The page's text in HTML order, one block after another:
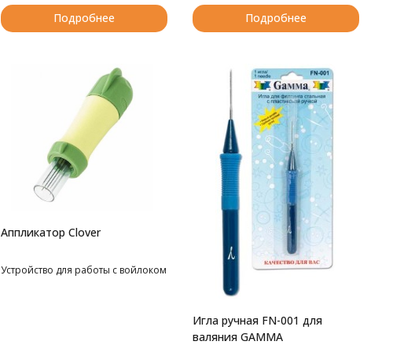
Подробнее Подробнее
Аппликатор Clover
Устройство для работы с войлоком
Игла ручная FN-001 для
валяния GAMMA